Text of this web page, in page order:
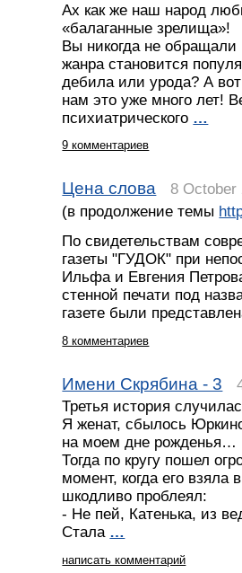
Ах как же наш народ
«балаганные зрелища»!
Вы никогда не обращали
жанра становится
дебила или урода? А
нам это уже много лет!
психиатрического …
9 комментариев
Цена слова
8 October
(в продолжение темы
По свидетельствам
газеты "ГУДОК" при
Ильфа и Евгения
стенной печати под
газете были
8 комментариев
Имени Скрябина - 3
Третья история
Я женат, сбылось
на моем дне рожденья…
Тогда по кругу пошел
момент, когда его взяла
шкодливо проблеял:
- Не пей, Катенька, из
Стала …
написать комментарий